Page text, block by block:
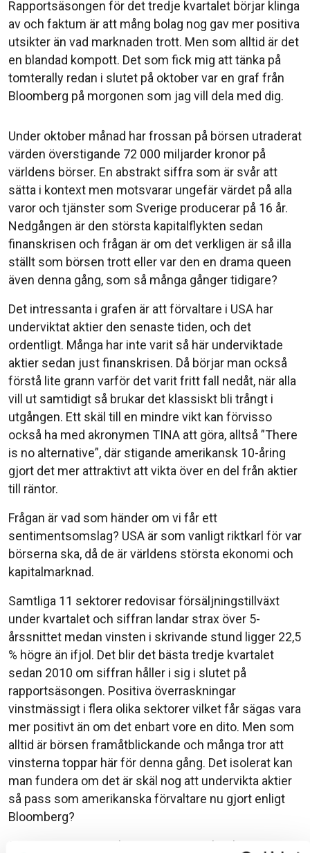
Rapportsäsongen för det tredje kvartalet börjar klinga
av och faktum är att mång bolag nog gav mer positiva
utsikter än vad marknaden trott. Men som alltid är det
en blandad kompott. Det som fick mig att tänka på
tomterally redan i slutet på oktober var en graf från
Bloomberg på morgonen som jag vill dela med dig.
Under oktober månad har frossan på börsen utraderat
värden överstigande 72 000 miljarder kronor på
världens börser. En abstrakt siffra som är svår att
sätta i kontext men motsvarar ungefär värdet på alla
varor och tjänster som Sverige producerar på 16 år.
Nedgången är den största kapitalflykten sedan
finanskrisen och frågan är om det verkligen är så illa
ställt som börsen trott eller var den en drama queen
även denna gång, som så många gånger tidigare?
Det intressanta i grafen är att förvaltare i USA har
underviktat aktier den senaste tiden, och det
ordentligt. Många har inte varit så här underviktade
aktier sedan just finanskrisen. Då börjar man också
förstå lite grann varför det varit fritt fall nedåt, när alla
vill ut samtidigt så brukar det klassiskt bli trångt i
utgången. Ett skäl till en mindre vikt kan förvisso
också ha med akronymen TINA att göra, alltså ”There
is no alternative”, där stigande amerikansk 10-åring
gjort det mer attraktivt att vikta över en del från aktier
till räntor.
Frågan är vad som händer om vi får ett
sentimentsomslag? USA är som vanligt riktkarl för var
börserna ska, då de är världens största ekonomi och
kapitalmarknad.
Samtliga 11 sektorer redovisar försäljningstillväxt
under kvartalet och siffran landar strax över 5-
årssnittet medan vinsten i skrivande stund ligger 22,5
% högre än ifjol. Det blir det bästa tredje kvartalet
sedan 2010 om siffran håller i sig i slutet på
rapportsäsongen. Positiva överraskningar
vinstmässigt i flera olika sektorer vilket får sägas vara
mer positivt än om det enbart vore en dito. Men som
alltid är börsen framåtblickande och många tror att
vinsterna toppar här för denna gång. Det isolerat kan
man fundera om det är skäl nog att undervikta aktier
så pass som amerikanska förvaltare nu gjort enligt
Bloomberg?
Sist men inte minst kan sägas att techsektorn som